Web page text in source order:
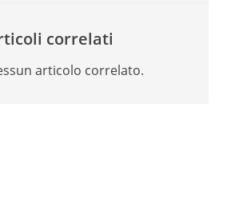
correlati
articolo correlato.